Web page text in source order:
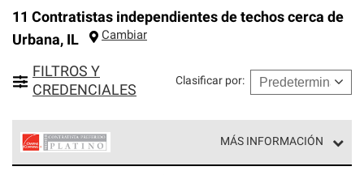
11 Contratistas independientes de techos cerca de
Urbana, IL Cambiar
FILTROS Y
CREDENCIALES
Clasificar por:
MÁS INFORMACIÓN